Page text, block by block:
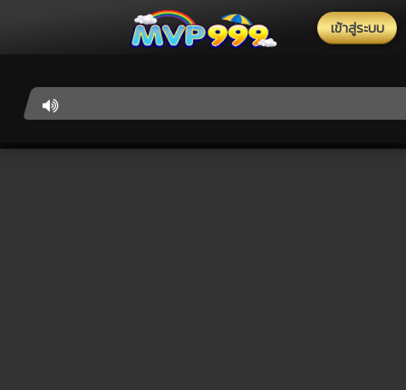
เข้าสู่ระบบ